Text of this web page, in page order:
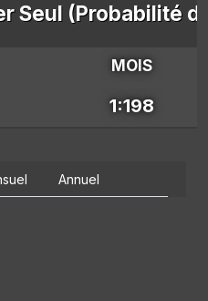
Seul (Probabilité
MOIS
1:198
Annuel